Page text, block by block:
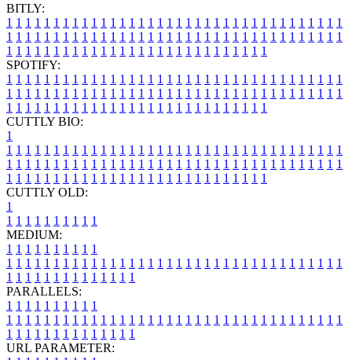
BITLY:
1 1 1 1 1 1 1 1 1 1 1 1 1 1 1 1 1 1 1 1 1 1 1 1 1 1 1 1 1 1 1 1 1 1 1 1
1 1 1 1 1 1 1 1 1 1 1 1 1 1 1 1 1 1 1 1 1 1 1 1 1 1 1 1 1 1 1 1 1 1 1 1
1 1 1 1 1 1 1 1 1 1 1 1 1 1 1 1 1 1 1 1 1 1 1 1 1 1 1 1
SPOTIFY:
1 1 1 1 1 1 1 1 1 1 1 1 1 1 1 1 1 1 1 1 1 1 1 1 1 1 1 1 1 1 1 1 1 1 1 1
1 1 1 1 1 1 1 1 1 1 1 1 1 1 1 1 1 1 1 1 1 1 1 1 1 1 1 1 1 1 1 1 1 1 1 1
1 1 1 1 1 1 1 1 1 1 1 1 1 1 1 1 1 1 1 1 1 1 1 1 1 1 1 1
CUTTLY BIO:
1
1 1 1 1 1 1 1 1 1 1 1 1 1 1 1 1 1 1 1 1 1 1 1 1 1 1 1 1 1 1 1 1 1 1 1 1
1 1 1 1 1 1 1 1 1 1 1 1 1 1 1 1 1 1 1 1 1 1 1 1 1 1 1 1 1 1 1 1 1 1 1 1
1 1 1 1 1 1 1 1 1 1 1 1 1 1 1 1 1 1 1 1 1 1 1 1 1 1 1 1
CUTTLY OLD:
1
1 1 1 1 1 1 1 1 1 1
MEDIUM:
1 1 1 1 1 1 1 1 1 1
1 1 1 1 1 1 1 1 1 1 1 1 1 1 1 1 1 1 1 1 1 1 1 1 1 1 1 1 1 1 1 1 1 1 1 1
1 1 1 1 1 1 1 1 1 1 1 1 1 1
PARALLELS:
1 1 1 1 1 1 1 1 1 1
1 1 1 1 1 1 1 1 1 1 1 1 1 1 1 1 1 1 1 1 1 1 1 1 1 1 1 1 1 1 1 1 1 1 1 1
1 1 1 1 1 1 1 1 1 1 1 1 1 1
URL PARAMETER: